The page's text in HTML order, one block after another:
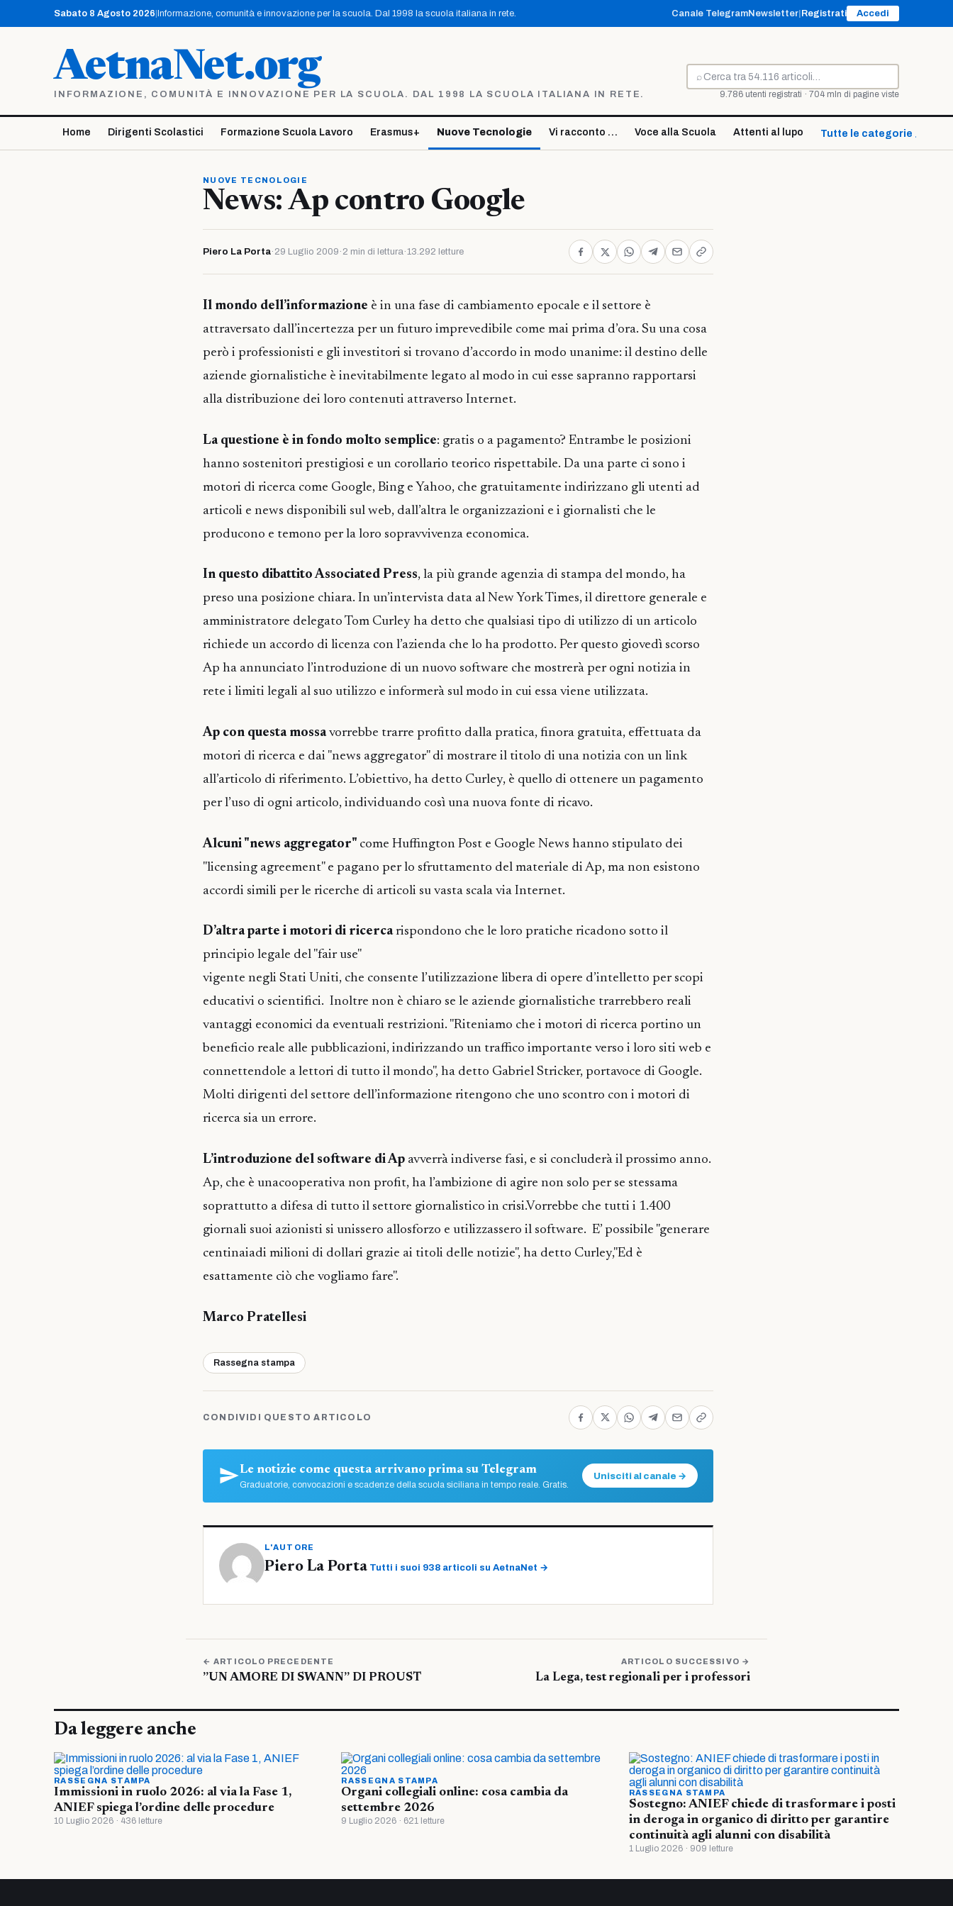
contenuto
Sabato 8 Agosto 2026 Informazione, comunità e innovazione per la scuola. Dal 1998 la scuola italiana in rete. Canale TelegramNewsletter Registrati Accedi
AetnaNet.org
INFORMAZIONE, COMUNITÀ E INNOVAZIONE PER LA SCUOLA. DAL 1998 LA SCUOLA ITALIANA IN RETE.
⌕
Cerca
9.786 utenti registrati · 704 mln di pagine viste
Home Dirigenti Scolastici Formazione Scuola Lavoro Erasmus+ Nuove Tecnologie Vi racconto … Voce alla Scuola Attenti al lupo Tutte le categorie ↓
NUOVE TECNOLOGIE
News: Ap contro Google
Piero La Porta· 29 Luglio 2009 · 2 min di lettura·13.292 letture
Il mondo dell’informazione è in una fase di cambiamento epocale e il settore è
attraversato dall’incertezza per un futuro imprevedibile come mai prima d’ora. Su una cosa
però i professionisti e gli investitori si trovano d’accordo in modo unanime: il destino delle
aziende giornalistiche è inevitabilmente legato al modo in cui esse sapranno rapportarsi
alla distribuzione dei loro contenuti attraverso Internet.
La questione è in fondo molto semplice: gratis o a pagamento? Entrambe le posizioni
hanno sostenitori prestigiosi e un corollario teorico rispettabile. Da una parte ci sono i
motori di ricerca come Google, Bing e Yahoo, che gratuitamente indirizzano gli utenti ad
articoli e news disponibili sul web, dall’altra le organizzazioni e i giornalisti che le
producono e temono per la loro sopravvivenza economica.
In questo dibattito Associated Press, la più grande agenzia di stampa del mondo, ha
preso una posizione chiara. In un’intervista data al New York Times, il direttore generale e
amministratore delegato Tom Curley ha detto che qualsiasi tipo di utilizzo di un articolo
richiede un accordo di licenza con l’azienda che lo ha prodotto. Per questo giovedì scorso
Ap ha annunciato l’introduzione di un nuovo software che mostrerà per ogni notizia in
rete i limiti legali al suo utilizzo e informerà sul modo in cui essa viene utilizzata.
Ap con questa mossavorrebbe trarre profitto dalla pratica, finora gratuita, effettuata da
motori di ricerca e dai "news aggregator" di mostrare il titolo di una notizia con un link
all’articolo di riferimento. L’obiettivo, ha detto Curley, è quello di ottenere un pagamento
per l’uso di ogni articolo, individuando così una nuova fonte di ricavo.
Alcuni "news aggregator" come Huffington Post e Google News hanno stipulato dei
"licensing agreement" e pagano per lo sfruttamento del materiale di Ap, ma non esistono
accordi simili per le ricerche di articoli su vasta scala via Internet.
D’altra parte i motori di ricercarispondono che le loro pratiche ricadono sotto il
principio legale del "fair use"
vigente negli Stati Uniti, che consente l’utilizzazione libera di opere d’intelletto per scopi
educativi o scientifici. Inoltre non è chiaro se le aziende giornalistiche trarrebbero reali
vantaggi economici da eventuali restrizioni. "Riteniamo che i motori di ricerca portino un
beneficio reale alle pubblicazioni, indirizzando un traffico importante verso i loro siti web e
connettendole a lettori di tutto il mondo", ha detto Gabriel Stricker, portavoce di Google.
Molti dirigenti del settore dell’informazione ritengono che uno scontro con i motori di
ricerca sia un errore.
L’introduzione del software di Ap avverrà indiverse fasi, e si concluderà il prossimo anno.
Ap, che è unacooperativa non profit, ha l’ambizione di agire non solo per se stessama
soprattutto a difesa di tutto il settore giornalistico in crisi.Vorrebbe che tutti i 1.400
giornali suoi azionisti si unissero allosforzo e utilizzassero il software. E’ possibile "generare
centinaiadi milioni di dollari grazie ai titoli delle notizie", ha detto Curley,"Ed è
esattamente ciò che vogliamo fare".
Marco Pratellesi
Rassegna stampa
CONDIVIDI QUESTO ARTICOLO
Le notizie come questa arrivano prima su Telegram
Graduatorie, convocazioni e scadenze della scuola siciliana in tempo reale. Gratis.
Unisciti al canale →
L'AUTORE
Piero La Porta Tutti i suoi 938 articoli su AetnaNet →
← ARTICOLO PRECEDENTE
”UN AMORE DI SWANN” DI PROUST
ARTICOLO SUCCESSIVO →
La Lega, test regionali per i professori
Da leggere anche
RASSEGNA STAMPA
Immissioni in ruolo 2026: al via la Fase 1,
ANIEF spiega l’ordine delle procedure
10 Luglio 2026 · 436 letture
RASSEGNA STAMPA
Organi collegiali online: cosa cambia da
settembre 2026
9 Luglio 2026 · 621 letture
RASSEGNA STAMPA
Sostegno: ANIEF chiede di trasformare i posti
in deroga in organico di diritto per garantire
continuità agli alunni con disabilità
1 Luglio 2026 · 909 letture